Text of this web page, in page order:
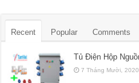
Recent Popular Comments
Tủ Điện Hộp
7 Tháng Mười, 2020